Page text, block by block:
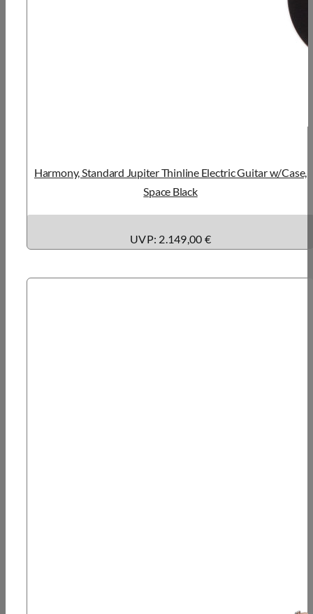
Harmony, Standard Jupiter Thinline Electric Guitar w/Case,
Space Black
UVP: 2.149,00 €